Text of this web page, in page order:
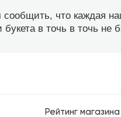
сообщить, что каждая
в точь в точь не
Рейтинг магазина